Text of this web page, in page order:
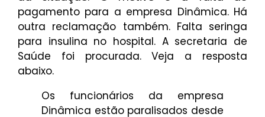
pagamento para a empresa Dinâmica. Há
outra reclamação também. Falta seringa
para insulina no hospital. A secretaria de
Saúde foi procurada. Veja a resposta
abaixo.
Os funcionários da empresa
Dinâmica estão paralisados desde